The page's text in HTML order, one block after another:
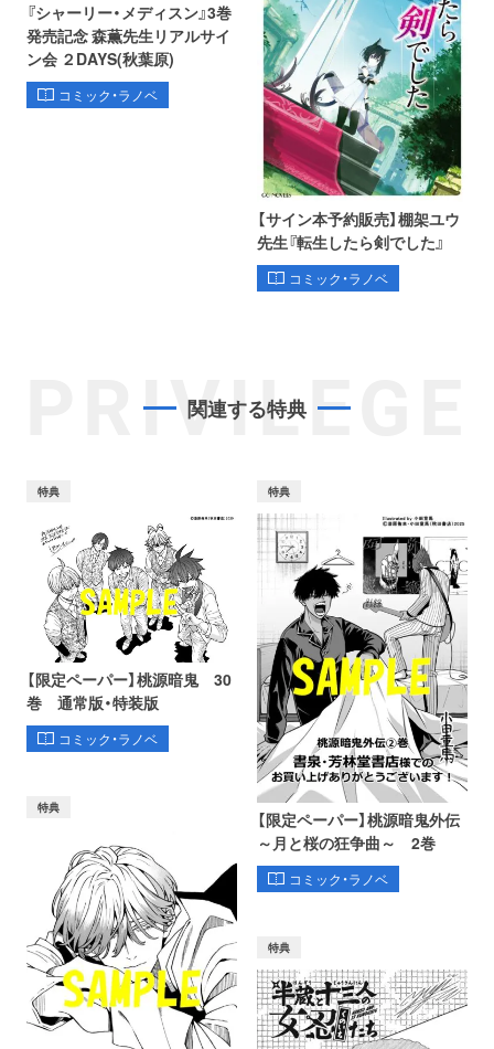
『シャーリー・メディスン』3巻
発売記念 森薫先生リアルサイ
ン会 ２DAYS(秋葉原)
コミック・ラノベ
【サイン本予約販売】棚架ユウ
先生『転生したら剣でした』
コミック・ラノベ
PRIVILEGE
関連する特典
特典
【限定ペーパー】桃源暗鬼 30
巻 通常版・特装版
コミック・ラノベ
特典
【限定ペーパー】桃源暗鬼外伝
～月と桜の狂争曲～ 2巻
コミック・ラノベ
特典
特典